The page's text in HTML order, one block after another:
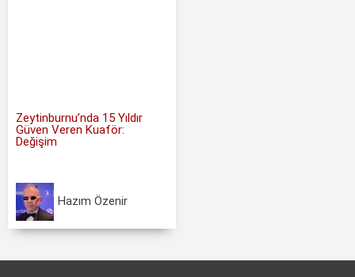
Zeytinburnu’nda 15 Yıldır
Güven Veren Kuaför:
Değişim
Hazım Özenir